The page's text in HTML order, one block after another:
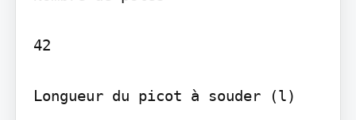
42
Longueur du picot à souder (l)